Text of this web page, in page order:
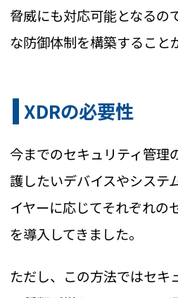
脅威にも対応可能となるの
な防御体制を構築すること
XDRの必要性
今までのセキュリティ管理
護したいデバイスやシステ
イヤーに応じてそれぞれの
を導入してきました。
ただし、この方法ではセキ